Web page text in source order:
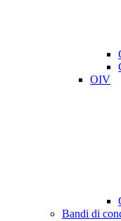
OIV
Bandi di